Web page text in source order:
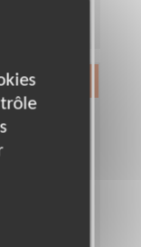
& Pauvreté